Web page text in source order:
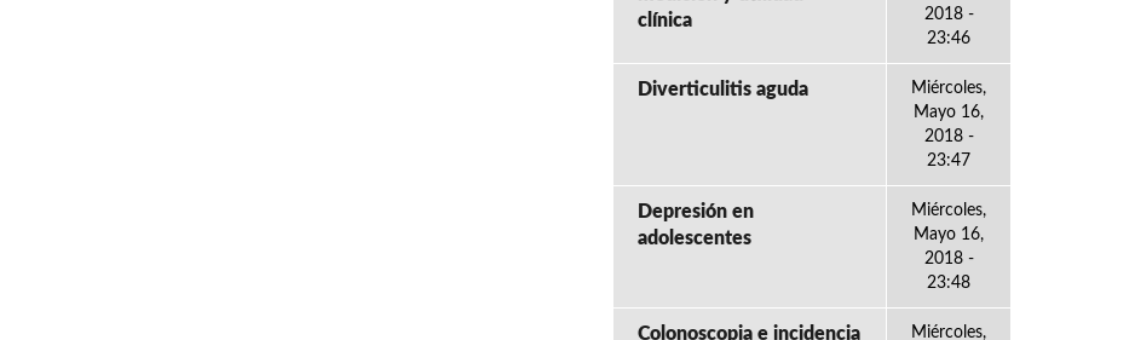
clínica
2018 -
23:46
Diverticulitis aguda
Miércoles,
Mayo 16,
2018 -
23:47
Depresión en
adolescentes
Miércoles,
Mayo 16,
2018 -
23:48
Colonoscopia e incidencia
Miércoles,